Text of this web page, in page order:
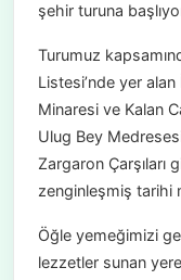
şehir turuna
Turumuz
Listesi’nde yer
Minaresi ve Kalan
Ulug Bey
Zargaron Çarşıları
zenginleşmiş tarihi
Öğle yemeğimizi
lezzetler sunan